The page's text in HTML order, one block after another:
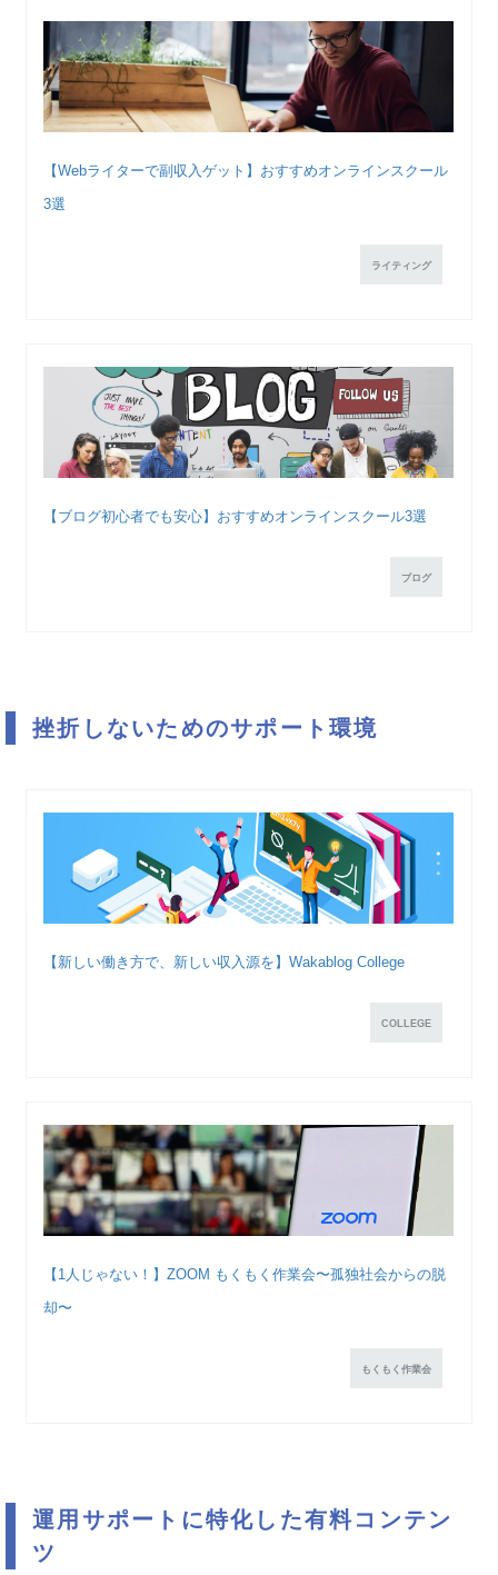
【Webライターで副収入ゲット】おすすめオンラインスクール
3選
ライティング
【ブログ初心者でも安心】おすすめオンラインスクール3選
ブログ
挫折しないためのサポート環境
【新しい働き方で、新しい収入源を】Wakablog College
COLLEGE
【1人じゃない！】ZOOM もくもく作業会〜孤独社会からの脱
却〜
もくもく作業会
運用サポートに特化した有料コンテン
ツ